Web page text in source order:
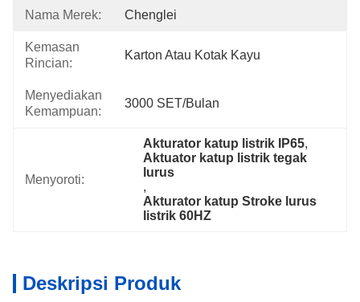
Nama Merek: Chenglei
Kemasan
Rincian:
Karton Atau Kotak Kayu
Menyediakan
Kemampuan:
3000 SET/Bulan
Menyoroti:
Akturator katup listrik IP65,
Aktuator katup listrik tegak
lurus
,
Akturator katup Stroke lurus
listrik 60HZ
Deskripsi Produk